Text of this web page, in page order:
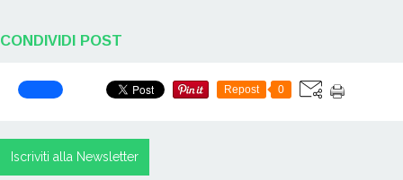
CONDIVIDI POST
Repost 0
Iscriviti alla Newsletter